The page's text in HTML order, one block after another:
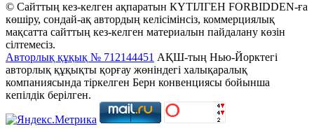
© Сайттың кез-келген ақпаратын КҮТІЛГЕН FORBIDDEN-ға
көшіру, сондай-ақ автордың келісімінсіз, коммерциялық
мақсатта сайттың кез-келген материалын пайдалану көзін
сілтемесіз.
Авторлық құқық № 712144451 АҚШ-тың Нью-Йорктегі
авторлық құқықты қорғау жөніндегі халықаралық
компаниясында тіркелген Берн конвенциясы бойынша
кепілдік берілген.